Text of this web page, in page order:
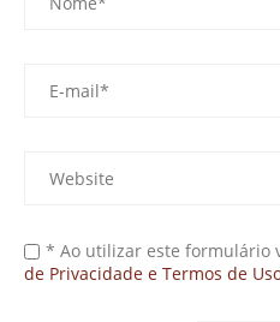
* Ao utilizar este formulário
de Privacidade e Termos de